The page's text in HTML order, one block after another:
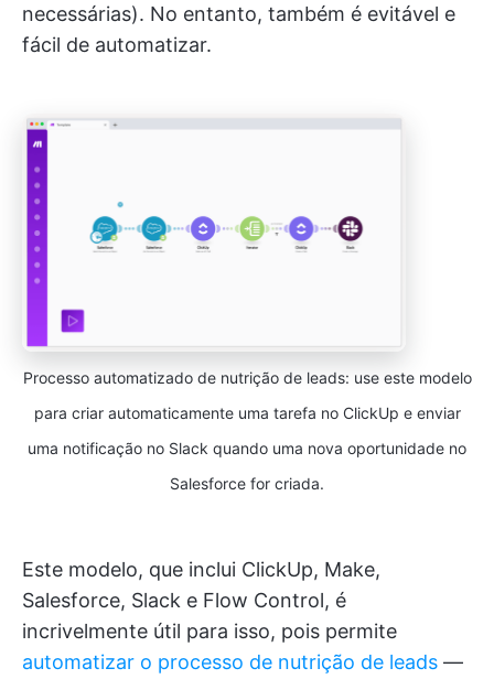
necessárias). No entanto, também é evitável e
fácil de automatizar.
Processo automatizado de nutrição de leads: use este modelo
para criar automaticamente uma tarefa no ClickUp e enviar
uma notificação no Slack quando uma nova oportunidade no
Salesforce for criada.
Este modelo, que inclui ClickUp, Make,
Salesforce, Slack e Flow Control, é
incrivelmente útil para isso, pois permite
automatizar o processo de nutrição de leads —